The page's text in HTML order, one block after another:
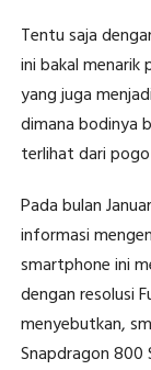
Tentu saja
ini bakal menarik
yang juga
dimana bodinya
terlihat dari
Pada bulan
informasi
smartphone ini
dengan resolusi
menyebutkan,
Snapdragon 800